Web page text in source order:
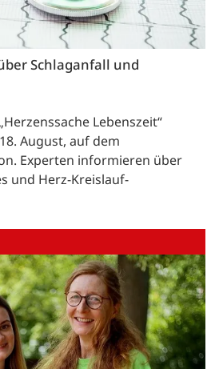
Schlaganfall und
Lebenszeit“
August, auf dem
Experten informieren über
und Herz-Kreislauf-